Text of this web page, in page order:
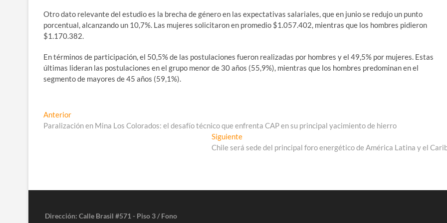
Otro dato relevante del estudio es la brecha de género en las expectativas salariales, que en junio se redujo un punto
porcentual, alcanzando un 10,7%. Las mujeres solicitaron en promedio $1.057.402, mientras que los hombres pidieron
$1.170.382.
En términos de participación, el 50,5% de las postulaciones fueron realizadas por hombres y el 49,5% por mujeres. Estas
últimas lideran las postulaciones en el grupo menor de 30 años (55,9%), mientras que los hombres predominan en el
segmento de mayores de 45 años (59,1%).
Navegación
de
AnteriorEntrada
anterior:
Paralización en Mina Los Colorados: el desafío técnico que enfrenta CAP en su principal yacimiento de hierro
SiguienteEntrada
siguiente:
Chile será sede del principal foro energético de América Latina y el
Dirección: Calle Brasil #571 - Piso 3 / Fono